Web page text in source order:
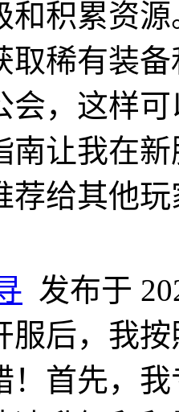
和积累资
取稀有装
会，这样
南让我在
荐给其他玩
发布于
服后，我
！首先，